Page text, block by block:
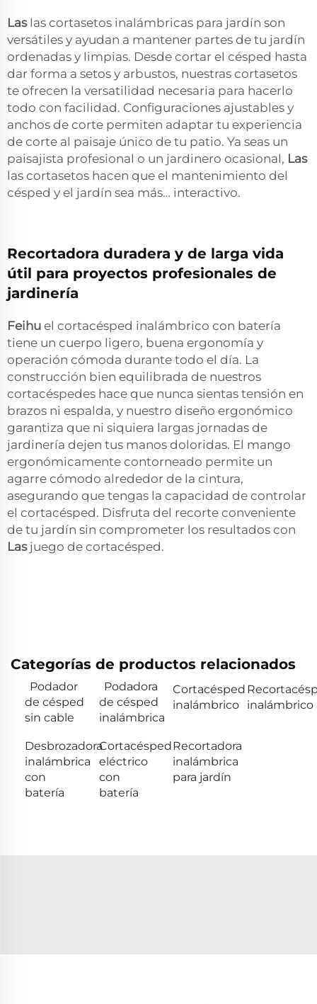
Las las cortasetos inalámbricas para jardín son
versátiles y ayudan a mantener partes de tu jardín
ordenadas y limpias. Desde cortar el césped hasta
dar forma a setos y arbustos, nuestras cortasetos
te ofrecen la versatilidad necesaria para hacerlo
todo con facilidad. Configuraciones ajustables y
anchos de corte permiten adaptar tu experiencia
de corte al paisaje único de tu patio. Ya seas un
paisajista profesional o un jardinero ocasional, Las
las cortasetos hacen que el mantenimiento del
césped y el jardín sea más… interactivo.
Recortadora duradera y de larga vida
útil para proyectos profesionales de
jardinería
Feihu el cortacésped inalámbrico con batería
tiene un cuerpo ligero, buena ergonomía y
operación cómoda durante todo el día. La
construcción bien equilibrada de nuestros
cortacéspedes hace que nunca sientas tensión en
brazos ni espalda, y nuestro diseño ergonómico
garantiza que ni siquiera largas jornadas de
jardinería dejen tus manos doloridas. El mango
ergonómicamente contorneado permite un
agarre cómodo alrededor de la cintura,
asegurando que tengas la capacidad de controlar
el cortacésped. Disfruta del recorte conveniente
de tu jardín sin comprometer los resultados con
Las juego de cortacésped.
Categorías de productos relacionados
Podador
de césped
sin cable
Podadora
de césped
inalámbrica
Cortacésped
inalámbrico
inalámbrico
Desbrozadora
inalámbrica
con
batería
Cortacésped
eléctrico
con
batería
Recortadora
inalámbrica
para jardín